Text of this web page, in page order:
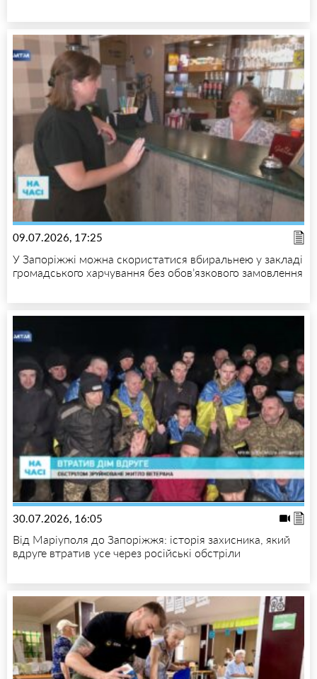
09.07.2026, 17:25
У Запоріжжі можна скористатися вбиральнею у закладі
громадського харчування без обов’язкового замовлення
30.07.2026, 16:05
Від Маріуполя до Запоріжжя: історія захисника, який
вдруге втратив усе через російські обстріли